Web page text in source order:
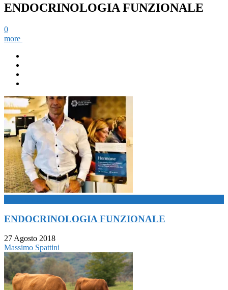
ENDOCRINOLOGIA FUNZIONALE
0
more
ENDOCRINOLOGIA FUNZIONALE
27 Agosto 2018
Massimo Spattini